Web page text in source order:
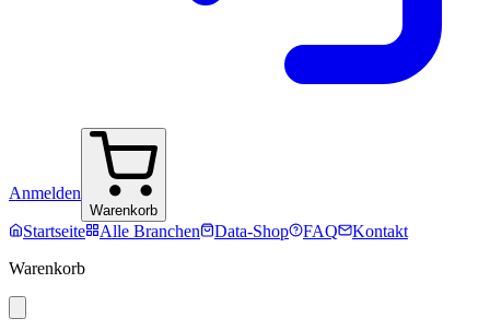
Anmelden
Warenkorb
Startseite Alle Branchen Data-Shop FAQ
Kontakt
Warenkorb